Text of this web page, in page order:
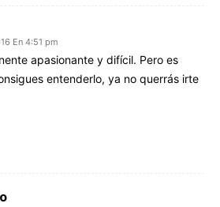
En 4:51 pm
apasionante y difícil. Pero es
entenderlo, ya no querrás irte